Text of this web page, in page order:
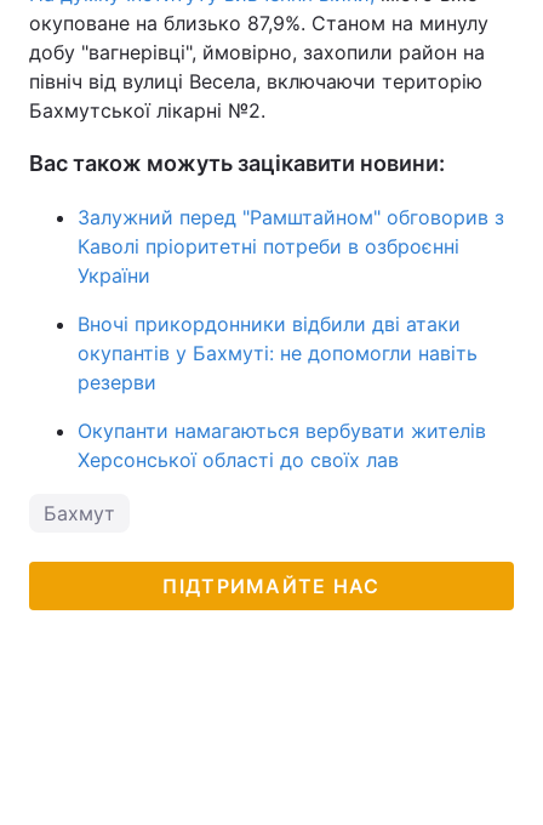
окуповане на близько 87,9%. Станом на минулу
добу "вагнерівці", ймовірно, захопили район на
північ від вулиці Весела, включаючи територію
Бахмутської лікарні №2.
Вас також можуть зацікавити новини:
Залужний перед "Рамштайном" обговорив з
Каволі пріоритетні потреби в озброєнні
України
Вночі прикордонники відбили дві атаки
окупантів у Бахмуті: не допомогли навіть
резерви
Окупанти намагаються вербувати жителів
Херсонської області до своїх лав
Бахмут
ПІДТРИМАЙТЕ НАС